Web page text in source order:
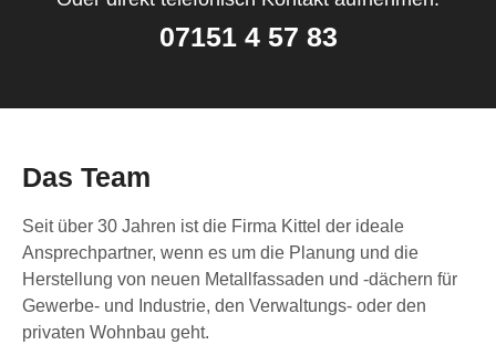
07151 4 57 83
Das Team
Seit über 30 Jahren ist die Firma Kittel der ideale
Ansprechpartner, wenn es um die Planung und die
Herstellung von neuen Metallfassaden und -dächern für
Gewerbe- und Industrie, den Verwaltungs- oder den
privaten Wohnbau geht.